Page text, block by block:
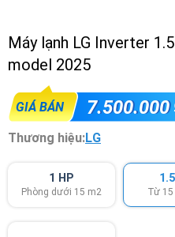
Máy lạnh LG Inverter
model 2025
GIÁ BÁN 7.500.000
Thương hiệu:LG
1 HP
Phòng dưới 15 m2 Từ 15